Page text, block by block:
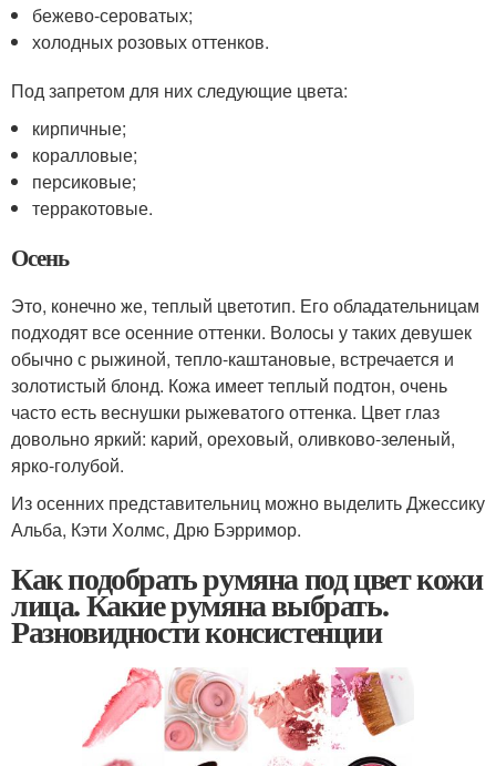
бежево-сероватых;
холодных розовых оттенков.
Под запретом для них следующие цвета:
кирпичные;
коралловые;
персиковые;
терракотовые.
Осень
Это, конечно же, теплый цветотип. Его обладательницам
подходят все осенние оттенки. Волосы у таких девушек
обычно с рыжиной, тепло-каштановые, встречается и
золотистый блонд. Кожа имеет теплый подтон, очень
часто есть веснушки рыжеватого оттенка. Цвет глаз
довольно яркий: карий, ореховый, оливково-зеленый,
ярко-голубой.
Из осенних представительниц можно выделить Джессику
Альба, Кэти Холмс, Дрю Бэрримор.
Как подобрать румяна под цвет кожи
лица. Какие румяна выбрать.
Разновидности консистенции